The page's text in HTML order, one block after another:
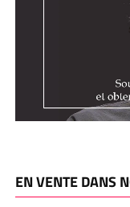
EN VENTE DANS